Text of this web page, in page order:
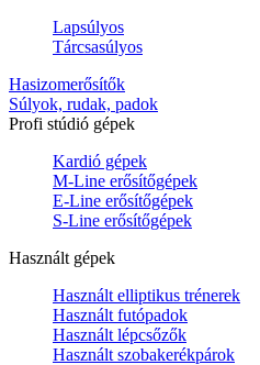
Lapsúlyos
Tárcsasúlyos
Hasizomerősítők
Súlyok, rudak, padok
Profi stúdió gépek
Kardió gépek
M-Line erősítőgépek
E-Line erősítőgépek
S-Line erősítőgépek
Használt gépek
Használt elliptikus trénerek
Használt futópadok
Használt lépcsőzők
Használt szobakerékpárok